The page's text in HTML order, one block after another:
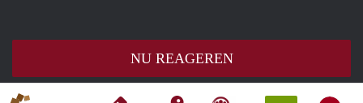
NU REAGEREN